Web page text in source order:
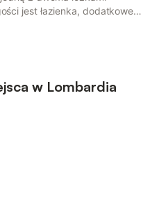
jest łazienka, dodatkowe
Mieszkanie jest przyjazne
– idealne miejsce na
w Lombardia